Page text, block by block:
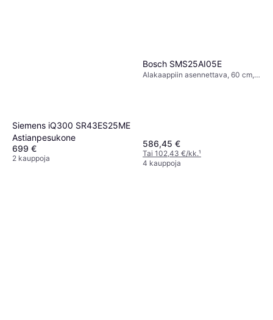
Siemens iQ300 SR43ES25ME
Astianpesukone
699 €
2 kauppoja
Bosch SMS25AI05E
Alakaappiin asennettava, 60 cm,
586,45 €
Tai 102,43 €/kk.¹
4 kauppoja